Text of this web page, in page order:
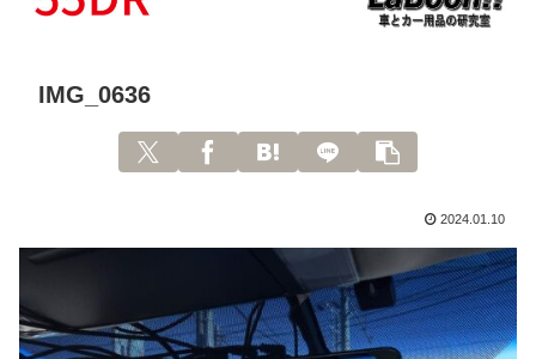
IMG_0636
2024.01.10